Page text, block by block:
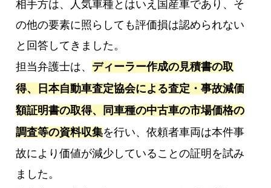
相手方は、人気車種とはいえ国産車であり、そ
の他の要素に照らしても評価損は認められない
と回答してきました。
担当弁護士は、 ディーラー作成の見積書の取
得、日本自動車査定協会による査定・事故減価
額証明書の取得、同車種の中古車の市場価格の
調査等の資料収集を行い、依頼者車両は本件事
故により価値が減少していることの証明を試み
ました。